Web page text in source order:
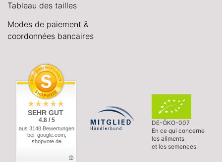
Tableau des tailles
Modes de paiement &
coordonnées bancaires
SEHR GUT
4.8 / 5
aus 3148 Bewertungen
bei: google.com,
shopvote.de
DE-ÖKO-007
En ce qui concerne
les aliments
et les semences